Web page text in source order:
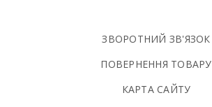
ЗВОРОТНИЙ ЗВ'ЯЗОК
ПОВЕРНЕННЯ ТОВАРУ
КАРТА САЙТУ